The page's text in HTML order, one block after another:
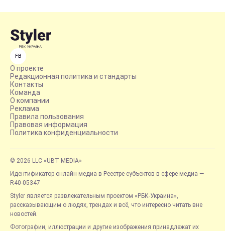
FB
О проекте
Редакционная политика и стандарты
Контакты
Команда
О компании
Реклама
Правила пользования
Правовая информация
Политика конфиденциальности
© 2026 LLC «UBT MEDIA»
Идентификатор онлайн-медиа в Реестре субъектов в сфере медиа —
R40-05347
Styler является развлекательным проектом «РБК-Украина»,
рассказывающим о людях, трендах и всё, что интересно читать вне
новостей.
Фотографии, иллюстрации и другие изображения принадлежат их